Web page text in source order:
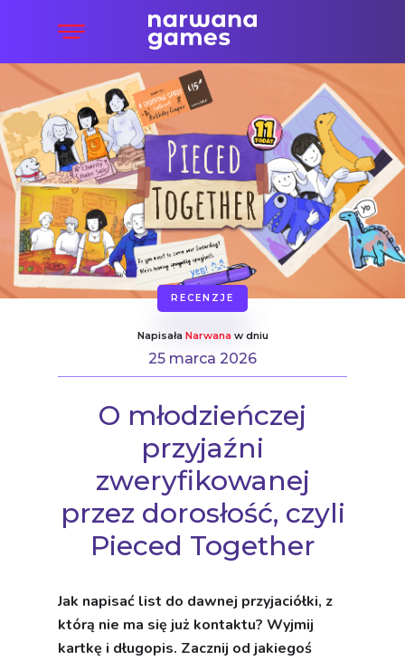
RECENZJE
Napisała Narwana w dniu
25 marca 2026
O młodzieńczej
przyjaźni
zweryfikowanej
przez dorosłość, czyli
Pieced Together
Jak napisać list do dawnej przyjaciółki, z
którą nie ma się już kontaktu? Wyjmij
kartkę i długopis. Zacznij od jakiegoś